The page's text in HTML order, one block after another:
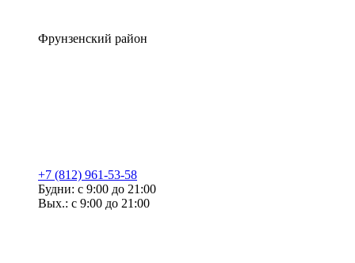
Фрунзенский район
+7 (812) 961-53-58
Будни: с 9:00 до 21:00
Вых.: с 9:00 до 21:00